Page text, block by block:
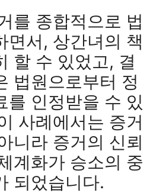
를 종합적으로 법
면서, 상간녀의 책
할 수 있었고, 결
법원으로부터 정
를 인정받을 수 있
사례에서는 증거
니라 증거의 신뢰
계화가 승소의 중
되었습니다.